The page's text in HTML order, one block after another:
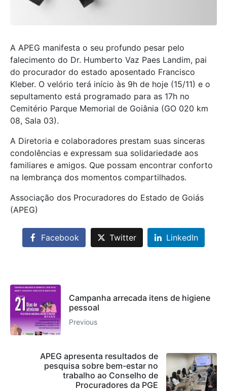
A APEG manifesta o seu profundo pesar pelo
falecimento do Dr. Humberto Vaz Paes Landim, pai
do procurador do estado aposentado Francisco
Kleber. O velório terá início às 9h de hoje (15/11) e o
sepultamento está programado para as 17h no
Cemitério Parque Memorial de Goiânia (GO 020 km
08, Sala 03).
A Diretoria e colaboradores prestam suas sinceras
condolências e expressam sua solidariedade aos
familiares e amigos. Que possam encontrar conforto
na lembrança dos momentos compartilhados.
Associação dos Procuradores do Estado de Goiás
(APEG)
Facebook Twitter LinkedIn
Campanha arrecada itens de higiene
pessoal
Previous
APEG apresenta resultados de
pesquisa sobre bem-estar no
trabalho ao Conselho de
Procuradores da PGE